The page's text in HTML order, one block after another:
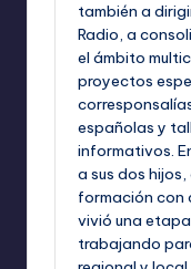
también a
Radio, a
el ámbito
proyectos
españolas y
informativos.
a sus dos
formación con
vivió una
trabajando